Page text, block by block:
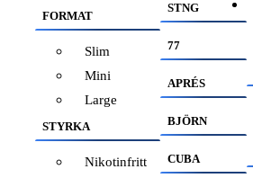
FORMAT
Slim
Mini
Large
STYRKA
Nikotinfritt
STNG
77
APRÉS
BJÖRN
CUBA